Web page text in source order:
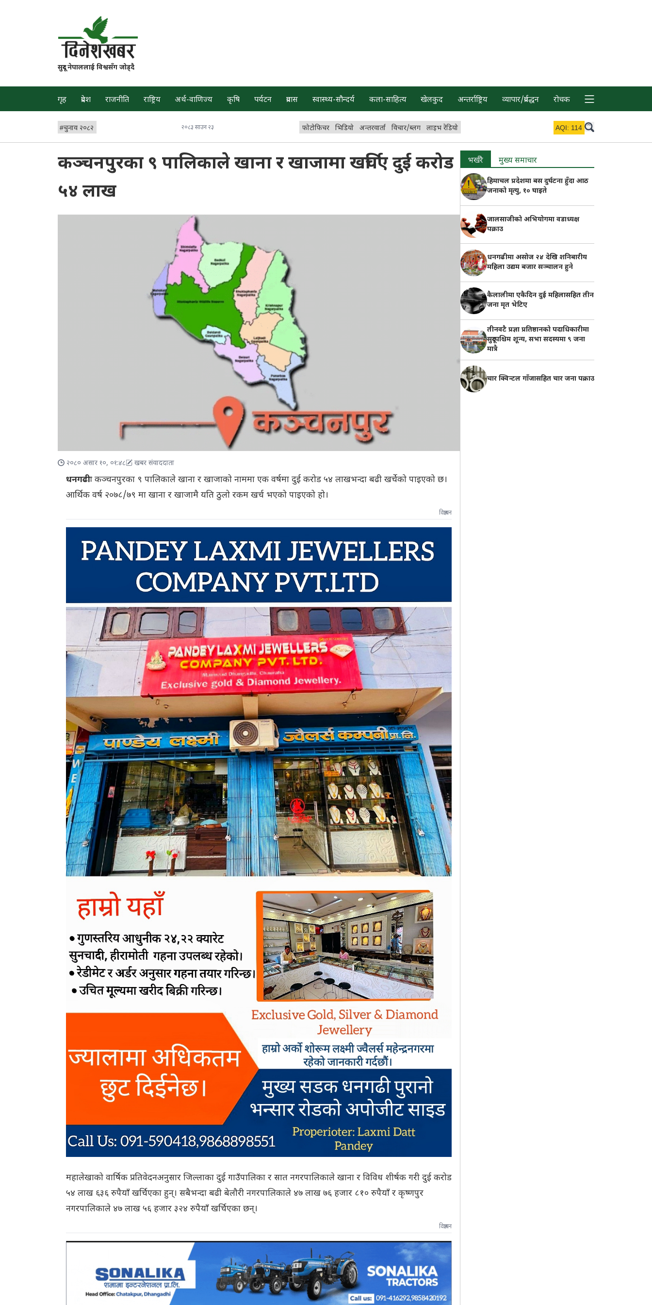
सुदूर नेपाललाई विश्वसँग जोड्दै
गृह प्रदेश राजनीति राष्ट्रिय अर्थ-वाणिज्य कृषि पर्यटन प्रवास स्वास्थ्य-सौन्दर्य कला-साहित्य खेलकुद अन्तर्राष्ट्रिय व्यापार/प्रर्वद्धन रोचक
#चुनाव २०८२ २०८३ साउन २३ फोटोफिचर भिडियो अन्तरवार्ता विचार/ब्लग लाइभ रेडियो AQI: 114
कञ्चनपुरका ९ पालिकाले खाना र खाजामा खर्चिए दुई करोड
५४ लाख
२०८० असार १०, ०१:४८ खबर संवाददाता
धनगढीः कञ्चनपुरका ९ पालिकाले खाना र खाजाको नाममा एक वर्षमा दुई करोड ५४ लाखभन्दा बढी खर्चेको पाइएको छ।
आर्थिक वर्ष २०७८/७९ मा खाना र खाजामै यति ठुलो रकम खर्च भएको पाइएको हो।
विज्ञापन
महालेखाको वार्षिक प्रतिवेदनअनुसार जिल्लाका दुई गाउँपालिका र सात नगरपालिकाले खाना र विविध शीर्षक गरी दुई करोड
५४ लाख ६३६ रुपैयाँ खर्चिएका हुन्। सबैभन्दा बढी बेलौरी नगरपालिकाले ४७ लाख ७६ हजार ८१० रुपैयाँ र कृष्णपुर
नगरपालिकाले ४७ लाख ५६ हजार ३२४ रुपैयाँ खर्चिएका छन्।
विज्ञापन
भर्खरै मुख्य समाचार
हिमाचल प्रदेशमा बस दुर्घटना हुँदा आठ
जनाको मृत्यु, १० घाइते
जालसाजीको अभियोगमा वडाध्यक्ष
पक्राउ
धनगढीमा असोज २४ देखि शनिबारीय
महिला उद्यम बजार सञ्चालन हुने
कैलालीमा एकैदिन दुई महिलासहित तीन
जना मृत भेटिए
तीनवटै प्रज्ञा प्रतिष्ठानको पदाधिकारीमा
सुदूरपश्चिम शून्य, सभा सदस्यमा ९ जना
मात्रै
चार क्विन्टल गाँजासहित चार जना पक्राउ